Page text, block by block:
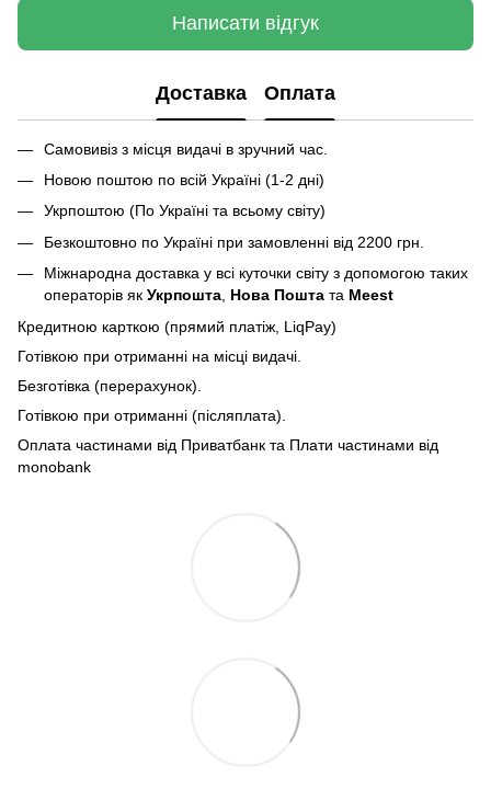
Написати відгук
Доставка Оплата
Самовивіз з місця видачі в зручний час.
Новою поштою по всій Україні (1-2 дні)
Укрпоштою (По Україні та всьому світу)
Безкоштовно по Україні при замовленні від 2200 грн.
Міжнародна доставка у всі куточки світу з допомогою таких
операторів як Укрпошта Нова Пошта та Meest
Кредитною карткою (прямий платіж, LiqPay)
Готівкою при отриманні на місці видачі.
Безготівка (перерахунок).
Готівкою при отриманні (післяплата).
Оплата частинами від Приватбанк та Плати частинами від
monobank